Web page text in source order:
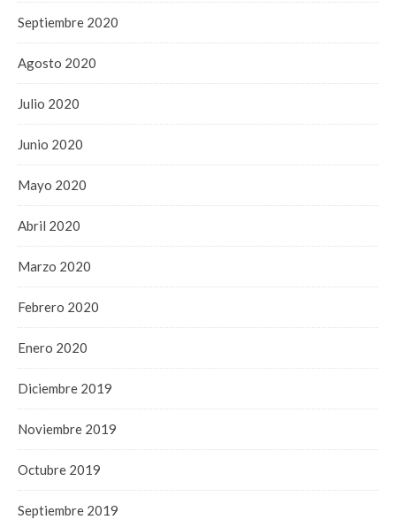
Septiembre 2020
Agosto 2020
Julio 2020
Junio 2020
Mayo 2020
Abril 2020
Marzo 2020
Febrero 2020
Enero 2020
Diciembre 2019
Noviembre 2019
Octubre 2019
Septiembre 2019